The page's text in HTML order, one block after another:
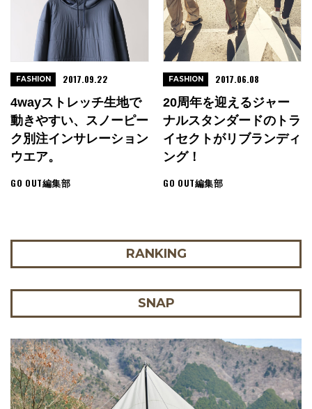
4wayストレッチ生地で
動きやすい、スノーピー
ク別注インサレーション
ウエア。
GO OUT編集部
FASHION 2017.09.22
20周年を迎えるジャー
ナルスタンダードのトラ
イセクトがリブランディ
ング！
GO OUT編集部
FASHION 2017.06.08
RANKING
SNAP